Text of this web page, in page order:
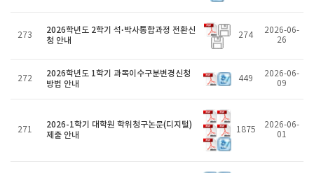
273
2026학년도 2학기 석·박사통합과정 전환신
청 안내
274
2026-06-
26
272
2026학년도 1학기 과목이수구분변경신청
방법 안내
449
2026-06-
09
271
2026-1학기 대학원 학위청구논문(디지털)
제출 안내
1875
2026-06-
01